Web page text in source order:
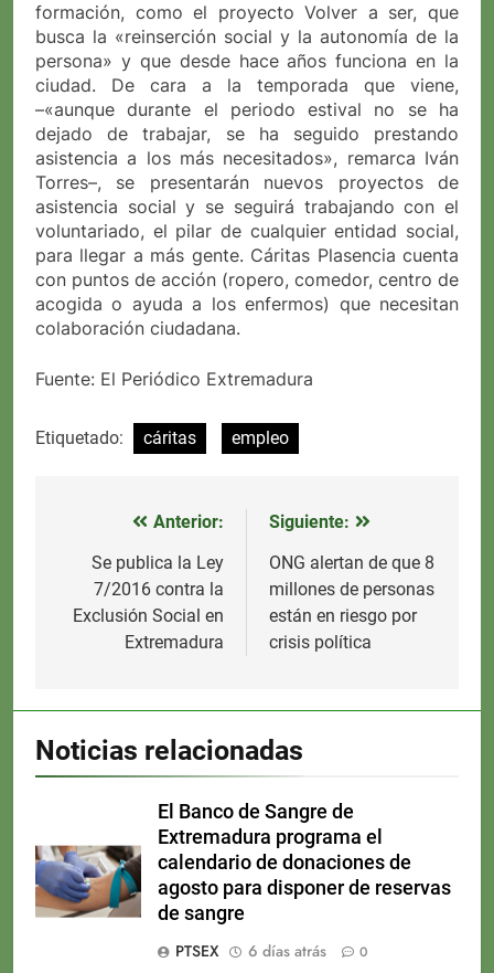
formación, como el proyecto Volver a ser, que
busca la «reinserción social y la autonomía de la
persona» y que desde hace años funciona en la
ciudad. De cara a la temporada que viene,
–«aunque durante el periodo estival no se ha
dejado de trabajar, se ha seguido prestando
asistencia a los más necesitados», remarca Iván
Torres–, se presentarán nuevos proyectos de
asistencia social y se seguirá trabajando con el
voluntariado, el pilar de cualquier entidad social,
para llegar a más gente. Cáritas Plasencia cuenta
con puntos de acción (ropero, comedor, centro de
acogida o ayuda a los enfermos) que necesitan
colaboración ciudadana.
Fuente: El Periódico Extremadura
Etiquetado: cáritas empleo
Navegación
entradas
Anterior:
Se publica la Ley
7/2016 contra la
Exclusión Social en
Extremadura
Siguiente:
ONG alertan de que 8
millones de personas
están en riesgo por
crisis política
Noticias relacionadas
El Banco de Sangre de
Extremadura programa el
calendario de donaciones de
agosto para disponer de reservas
de sangre
PTSEX
6 días atrás 0